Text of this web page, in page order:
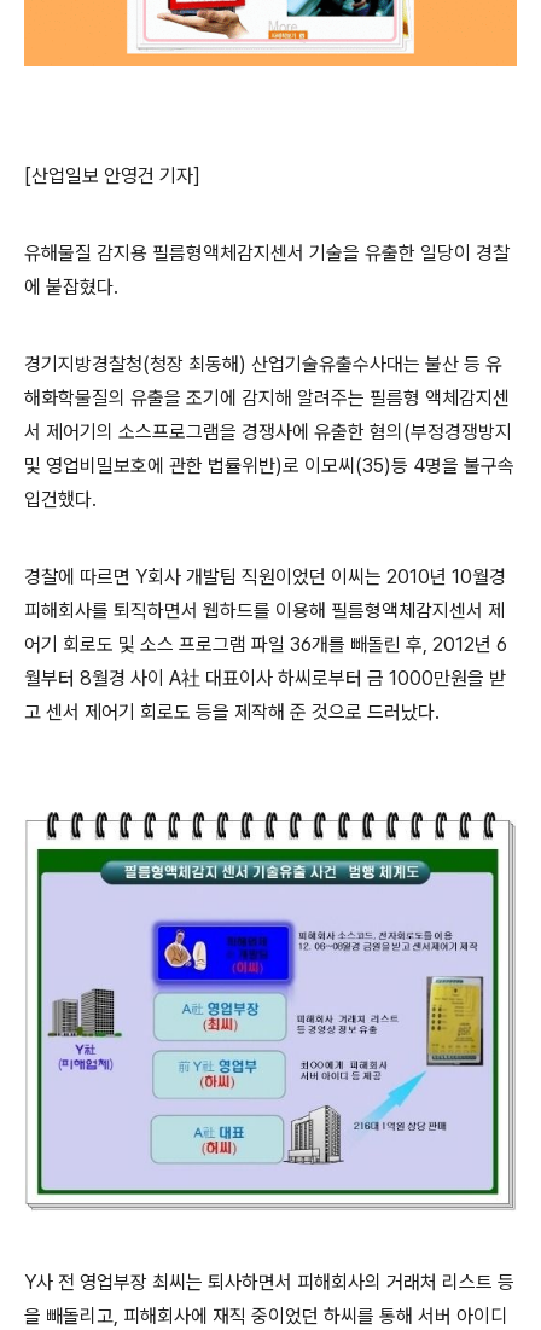
[산업일보 안영건 기자]
유해물질 감지용 필름형액체감지센서 기술을 유출한 일당이 경찰
에 붙잡혔다.
경기지방경찰청(청장 최동해) 산업기술유출수사대는 불산 등 유
해화학물질의 유출을 조기에 감지해 알려주는 필름형 액체감지센
서 제어기의 소스프로그램을 경쟁사에 유출한 혐의(부정경쟁방지
및 영업비밀보호에 관한 법률위반)로 이모씨(35)등 4명을 불구속
입건했다.
경찰에 따르면 Y회사 개발팀 직원이었던 이씨는 2010년 10월경
피해회사를 퇴직하면서 웹하드를 이용해 필름형액체감지센서 제
어기 회로도 및 소스 프로그램 파일 36개를 빼돌린 후, 2012년 6
월부터 8월경 사이 A社 대표이사 하씨로부터 금 1000만원을 받
고 센서 제어기 회로도 등을 제작해 준 것으로 드러났다.
Y사 전 영업부장 최씨는 퇴사하면서 피해회사의 거래처 리스트 등
을 빼돌리고, 피해회사에 재직 중이었던 하씨를 통해 서버 아이디